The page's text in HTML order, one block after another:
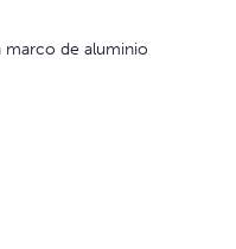
marco de aluminio